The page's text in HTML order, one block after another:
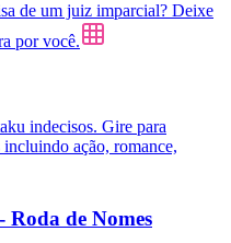
de um juiz imparcial? Deixe
por você.
indecisos. Gire para
ação, romance,
Roda de Nomes